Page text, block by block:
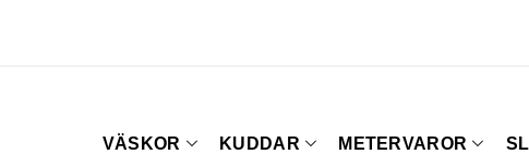
VÄSKOR KUDDAR METERVAROR